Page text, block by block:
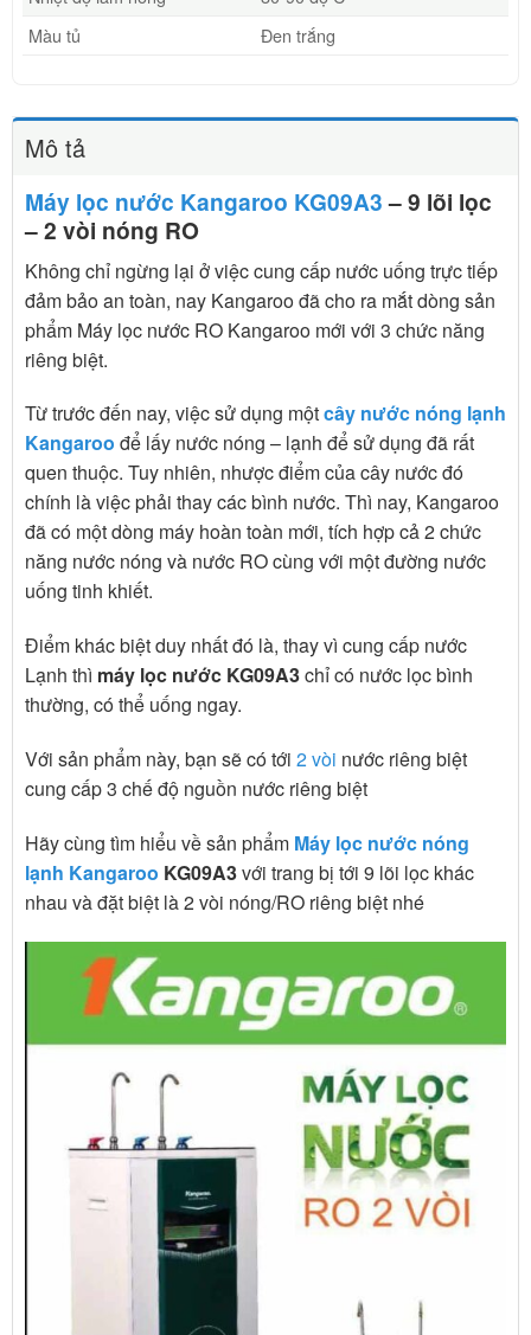
Mô tả
Máy lọc nước Kangaroo KG09A3– 9 lõi lọc
– 2 vòi nóng RO
Không chỉ ngừng lại ở việc cung cấp nước uống trực tiếp
đảm bảo an toàn, nay Kangaroo đã cho ra mắt dòng sản
phẩm Máy lọc nước RO Kangaroo mới với 3 chức năng
riêng biệt.
Từ trước đến nay, việc sử dụng mộtcây nước nóng lạnh
Kangaroo để lấy nước nóng – lạnh để sử dụng đã rất
quen thuộc. Tuy nhiên, nhược điểm của cây nước đó
chính là việc phải thay các bình nước. Thì nay, Kangaroo
đã có một dòng máy hoàn toàn mới, tích hợp cả 2 chức
năng nước nóng và nước RO cùng với một đường nước
uống tinh khiết.
Điểm khác biệt duy nhất đó là, thay vì cung cấp nước
Lạnh thì máy lọc nước KG09A3chỉ có nước lọc bình
thường, có thể uống ngay.
Với sản phẩm này, bạn sẽ có tới 2 vòi nước riêng biệt
cung cấp 3 chế độ nguồn nước riêng biệt
Hãy cùng tìm hiểu về sản phẩm Máy lọc nước nóng
lạnh Kangaroo KG09A3với trang bị tới 9 lõi lọc khác
nhau và đặt biệt là 2 vòi nóng/RO riêng biệt nhé
Màu tủ
Đen trắng